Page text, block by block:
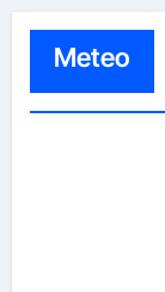
Meteo